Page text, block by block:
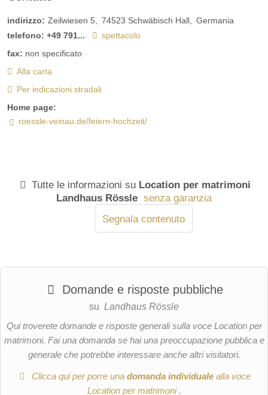
indirizzo: Zeilwiesen 5 74523 Schwäbisch Hall
Germania
telefono: +49 791...
spettacolo
fax: non specificato
Alla carta
Per indicazioni stradali
Home page:
roessle-veinau.de/feiern-hochzeit/
Tutte le informazioni su Location per matrimoni
Landhaus Rössle senza garanzia
Segnala contenuto
Domande e risposte pubbliche
su Landhaus Rössle
Qui troverete domande e risposte generali sulla voce Location per
matrimoni. Fai una domanda se hai una preoccupazione pubblica e
generale che potrebbe interessare anche altri visitatori.
Clicca qui per porre una domanda individualealla voce
Location per matrimoni .